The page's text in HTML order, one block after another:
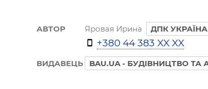
АВТОР Яровая Ирина ДПК УКРАЇНА
+380 44 383 XX XX
ВИДАВЕЦЬ BAU.UA - БУДІВНИЦТВО ТА